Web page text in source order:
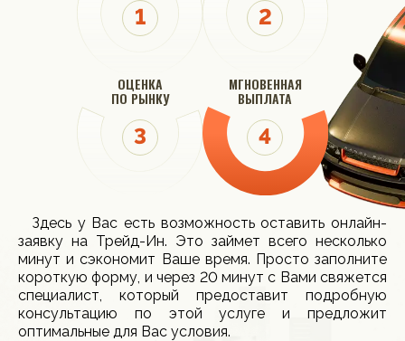
ОЦЕНКА
ПО РЫНКУ
МГНОВЕННАЯ
ВЫПЛАТА
Здесь у Вас есть возможность оставить онлайн-
заявку на Трейд-Ин. Это займет всего несколько
минут и сэкономит Ваше время. Просто заполните
короткую форму, и через 20 минут с Вами свяжется
специалист, который предоставит подробную
консультацию по этой услуге и предложит
оптимальные для Вас условия.